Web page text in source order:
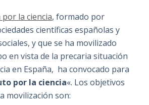
por la ciencia, formado por
científicas españolas y
y que se ha movilizado
en vista de la precaria situación
en España, ha convocado para
por la ciencia«. Los objetivos
movilización son: